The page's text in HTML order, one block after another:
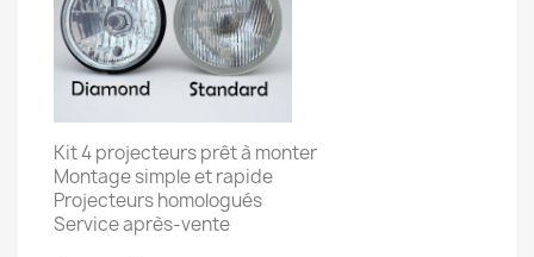
Kit 4 projecteurs prêt à monter
Montage simple et rapide
Projecteurs homologués
Service après-vente